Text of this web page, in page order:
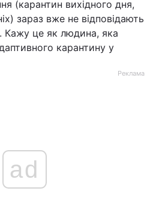
(карантин вихідного дня,
зараз вже не відповідають
Кажу це як людина, яка
карантину у
Реклама
ad